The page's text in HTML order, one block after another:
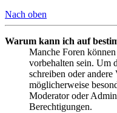
Nach oben
Warum kann ich auf
Manche Foren
vorbehalten sein. Um
schreiben oder
möglicherweise
Moderator oder
Berechtigungen.